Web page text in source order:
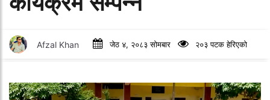
Afzal Khan जेठ ४, २०८३ सोमबार २०३ पटक हेरिएको